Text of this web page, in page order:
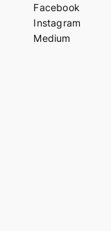
Facebook
Instagram
Medium